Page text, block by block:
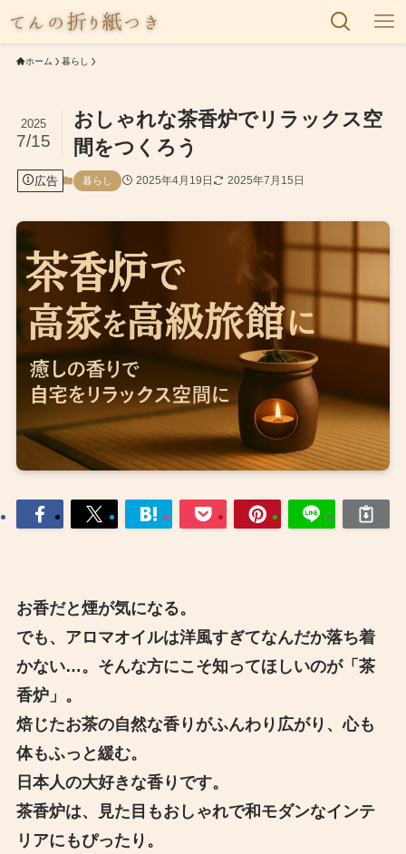
ホーム 暮らし
おしゃれな茶香炉でリラックス空
間をつくろう
2025
7/15
広告 暮らし 2025年4月19日 2025年7月15日
お香だと煙が気になる。
でも、アロマオイルは洋風すぎてなんだか落ち着
かない…。そんな方にこそ知ってほしいのが「茶
香炉」。
焙じたお茶の自然な香りがふんわり広がり、心も
体もふっと緩む。
日本人の大好きな香りです。
茶香炉は、見た目もおしゃれで和モダンなインテ
リアにもぴったり。